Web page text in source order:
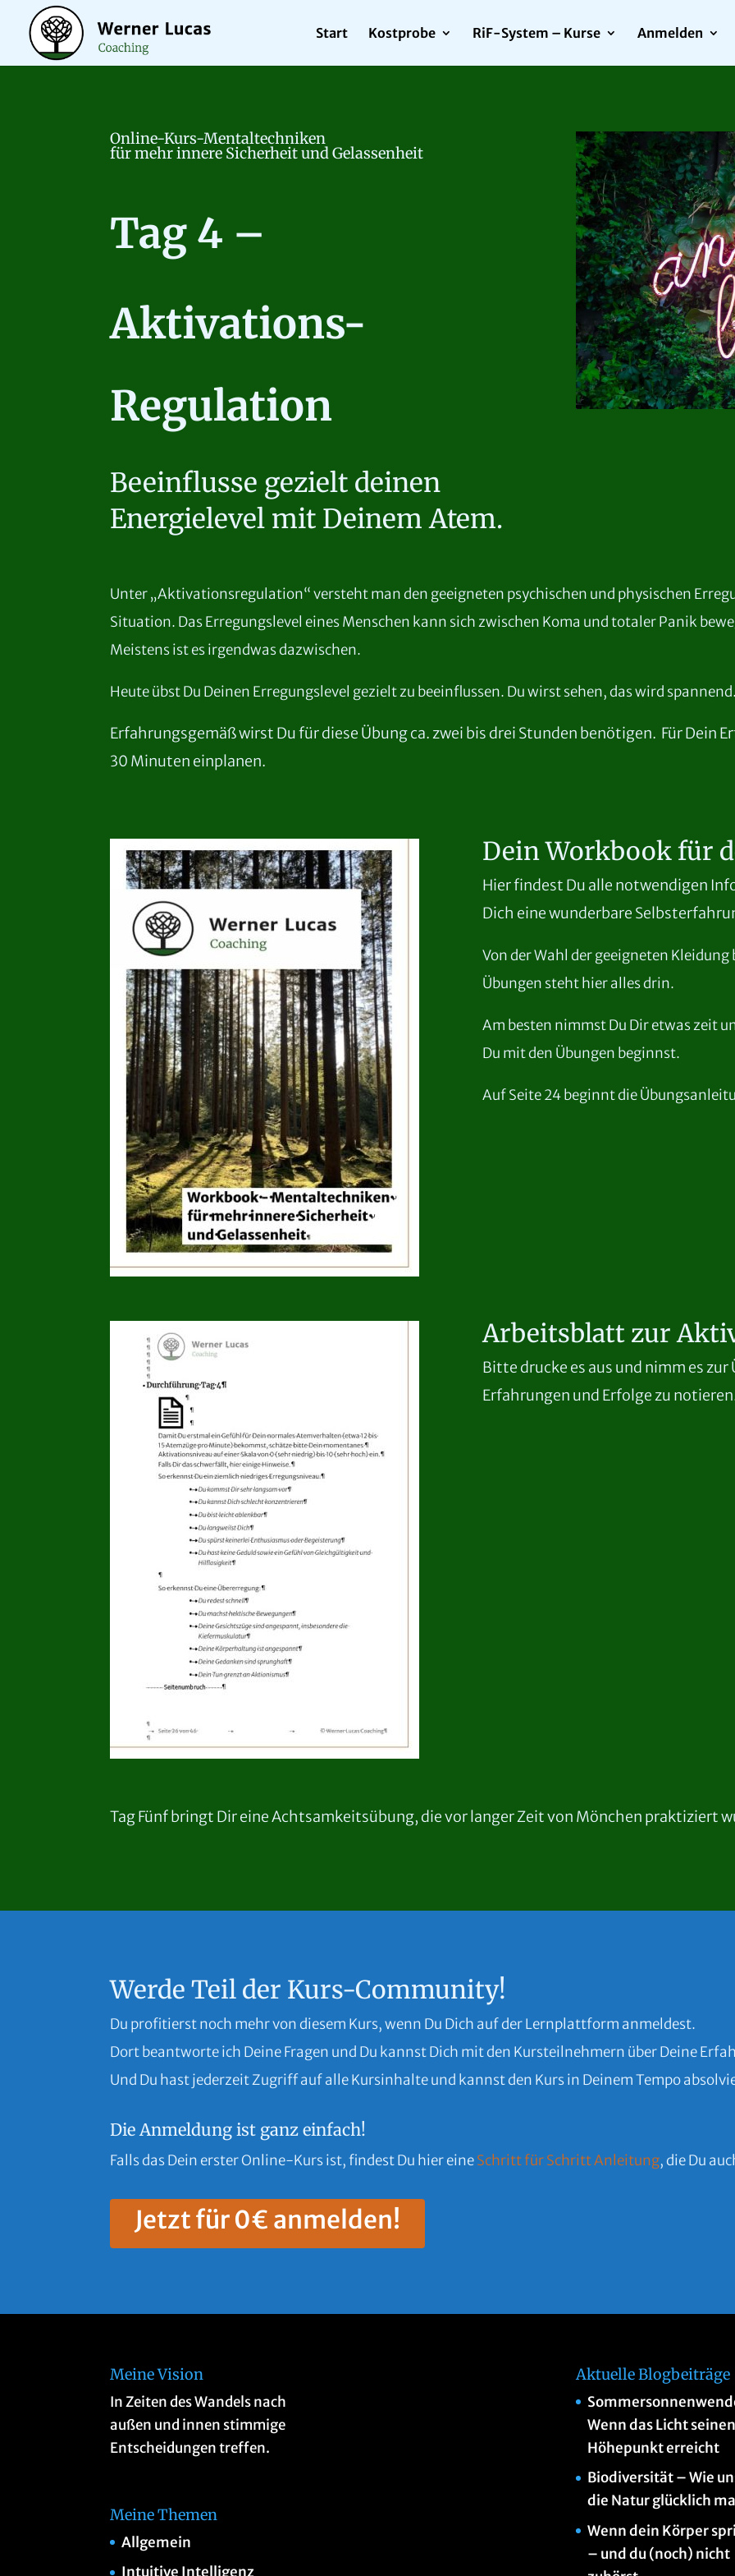
Start Kostprobe RiF-System – Kurse Anmelden
Online-Kurs-Mentaltechniken
für mehr innere Sicherheit und Gelassenheit
Tag 4 –
Aktivations-
Regulation
Beeinflusse gezielt deinen
Energielevel mit Deinem Atem.
Unter „Aktivationsregulation“ versteht man den geeigneten psychischen und physischen
Situation. Das Erregungslevel eines Menschen kann sich zwischen Koma und totaler Panik
Meistens ist es irgendwas dazwischen.
Heute übst Du Deinen Erregungslevel gezielt zu beeinflussen. Du wirst sehen, das wird spannend.
Erfahrungsgemäß wirst Du für diese Übung ca. zwei bis drei Stunden benötigen. Für Dein
30 Minuten einplanen.
Dein Workbook für
Hier findest Du alle notwendigen
Dich eine wunderbare
Von der Wahl der geeigneten
Übungen steht hier alles drin.
Am besten nimmst Du Dir etwas zeit
Du mit den Übungen beginnst.
Auf Seite 24 beginnt die
Arbeitsblatt zur
Bitte drucke es aus und nimm es
Erfahrungen und Erfolge zu
Tag Fünf bringt Dir eine Achtsamkeitsübung, die vor langer Zeit von Mönchen praktiziert
Werde Teil der Kurs-Community!
Du profitierst noch mehr von diesem Kurs, wenn Du Dich auf der Lernplattform anmeldest.
Dort beantworte ich Deine Fragen und Du kannst Dich mit den Kursteilnehmern über Deine
Und Du hast jederzeit Zugriff auf alle Kursinhalte und kannst den Kurs in Deinem Tempo
Die Anmeldung ist ganz einfach!
Falls das Dein erster Online-Kurs ist, findest Du hier eineSchritt für Schritt Anleitung, die Du
Jetzt für 0€ anmelden!
Meine Vision
In Zeiten des Wandels nach
außen und innen stimmige
Entscheidungen treffen.
Meine Themen
Allgemein
Intuitive Intelligenz
Aktuelle Blogbeiträge
Wenn das Licht seinen
Höhepunkt erreicht
Biodiversität – Wie
die Natur glücklich
Wenn dein Körper
– und du (noch) nicht